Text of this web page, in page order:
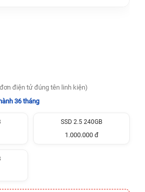
điện tử đúng tên linh kiện)
36 tháng
SSD 2.5 240GB
1.000.000 đ